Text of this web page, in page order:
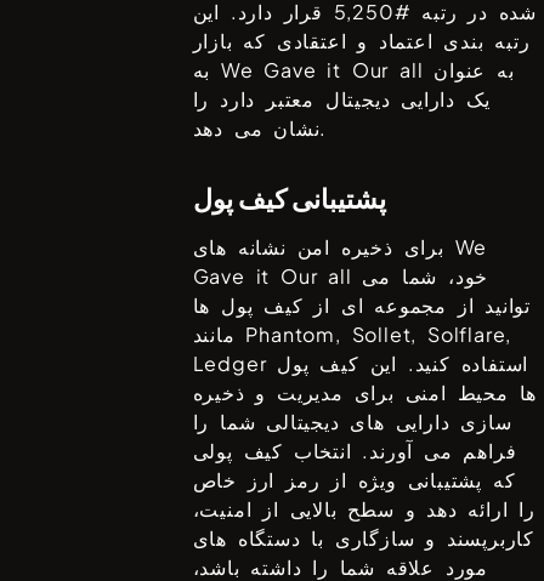
شده در رتبه #5,250 قرار دارد. این
رتبه بندی اعتماد و اعتقادی که بازار
بهWe Gave it Our all
یک دارایی دیجیتال معتبر دارد را
نشان می دهد.
پشتیبانی کیف پول
We
Gave it Our all
توانید از مجموعه ای از کیف پول ها
Phantom, Sollet, Solflare,
Ledgerاستفاده کنید. این کیف پول
ها محیط امنی برای مدیریت و ذخیره
سازی دارایی های دیجیتالی شما را
فراهم می آورند. انتخاب کیف پولی
که پشتیبانی ویژه از رمز ارز خاص
را ارائه دهد و سطح بالایی از امنیت،
کاربرپسند و سازگاری با دستگاه های
مورد علاقه شما را داشته باشد،